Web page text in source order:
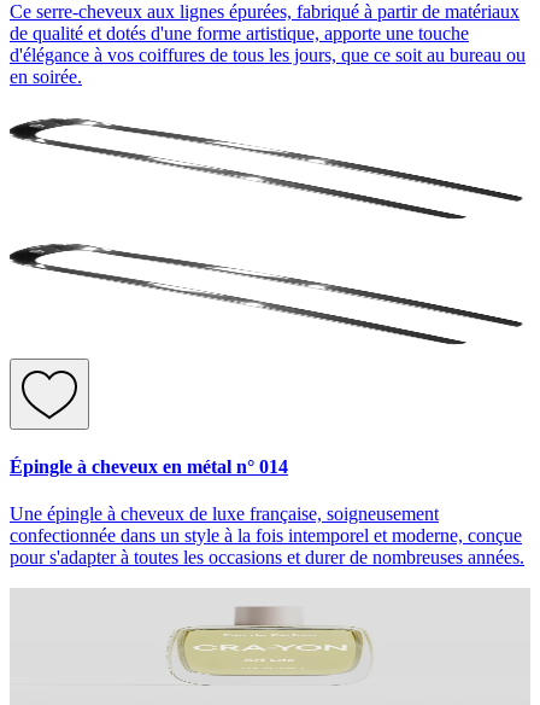
Ce serre-cheveux aux lignes épurées, fabriqué à partir de matériaux
de qualité et dotés d'une forme artistique, apporte une touche
d'élégance à vos coiffures de tous les jours, que ce soit au bureau ou
en soirée.
Épingle à cheveux en métal n° 014
Une épingle à cheveux de luxe française, soigneusement
confectionnée dans un style à la fois intemporel et moderne, conçue
pour s'adapter à toutes les occasions et durer de nombreuses années.